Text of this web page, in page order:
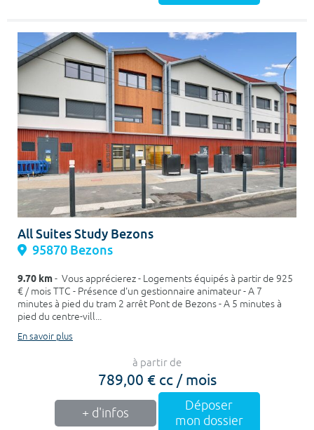
All Suites Study Bezons
95870 Bezons
9.70 km- Vous apprécierez - Logements équipés à partir de 925
€ / mois TTC - Présence d'un gestionnaire animateur - A 7
minutes à pied du tram 2 arrêt Pont de Bezons - A 5 minutes à
pied du centre-vill...
En savoir plus
à partir de
789,00 € cc / mois
+ d'infos
Déposer
mon dossier